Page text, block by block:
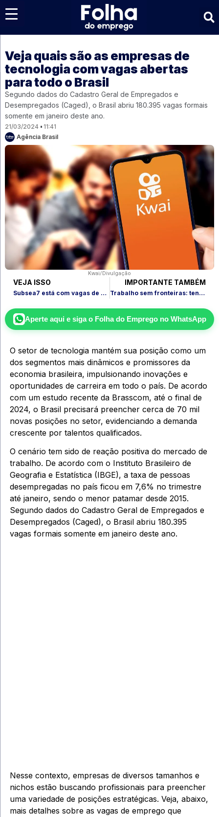
Veja quais são as empresas de
tecnologia com vagas abertas
para todo o Brasil
Segundo dados do Cadastro Geral de Empregados e
Desempregados (Caged), o Brasil abriu 180.395 vagas formais
somente em janeiro deste ano.
21/03/2024
11:41
Agência Brasil
Kwai/Divulgação
VEJA ISSO
Subsea7 está com vagas de emprego no Rio de Janeiro, Niterói e Rio das Ostras
IMPORTANTE TAMBÉM
Trabalho sem fronteiras: tendência de nomadismo digital continua em alta
Aperte aqui e siga o Folha do Empregono WhatsApp
O setor de tecnologia mantém sua posição como um
dos segmentos mais dinâmicos e promissores da
economia brasileira, impulsionando inovações e
oportunidades de carreira em todo o país. De acordo
com um estudo recente da Brasscom, até o final de
2024, o Brasil precisará preencher cerca de 70 mil
novas posições no setor, evidenciando a demanda
crescente por talentos qualificados.
O cenário tem sido de reação positiva do mercado de
trabalho. De acordo com o Instituto Brasileiro de
Geografia e Estatística (IBGE), a taxa de pessoas
desempregadas no país ficou em 7,6% no trimestre
até janeiro, sendo o menor patamar desde 2015.
Segundo dados do Cadastro Geral de Empregados e
Desempregados (Caged), o Brasil abriu 180.395
vagas formais somente em janeiro deste ano.
Nesse contexto, empresas de diversos tamanhos e
nichos estão buscando profissionais para preencher
uma variedade de posições estratégicas. Veja, abaixo,
mais detalhes sobre as vagas de emprego que